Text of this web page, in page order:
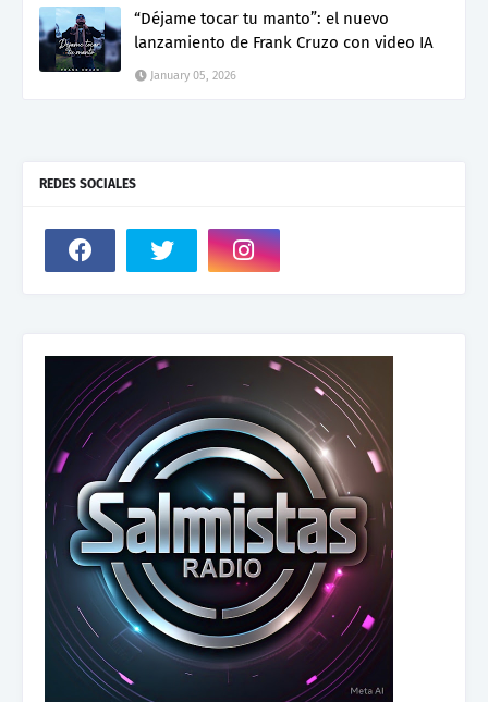
“Déjame tocar tu manto”: el nuevo
lanzamiento de Frank Cruzo con video IA
January 05, 2026
REDES SOCIALES